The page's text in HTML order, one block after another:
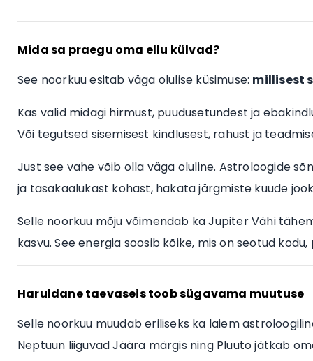
Mida sa praegu oma ellu külvad?
See noorkuu esitab väga olulise küsimuse: millisest
Kas valid midagi hirmust, puudusetundest ja
Või tegutsed sisemisest kindlusest, rahust ja
Just see vahe võib olla väga oluline. Astroloogide
ja tasakaalukast kohast, hakata järgmiste kuude
Selle noorkuu mõju võimendab ka Jupiter Vähi
kasvu. See energia soosib kõike, mis on seotud
Haruldane taevaseis toob sügavama muutuse
Selle noorkuu muudab eriliseks ka laiem
Neptuun liiguvad Jäära märgis ning Pluuto jätkab